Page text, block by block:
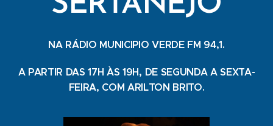
NA RÁDIO MUNICIPIO VERDE FM 94,1.
A PARTIR DAS 17H ÀS 19H, DE SEGUNDA A SEXTA-
FEIRA, COM ARILTON BRITO.